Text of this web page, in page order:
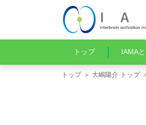
トップ IAMA
トップ＞ 大嶋陽介 トップ